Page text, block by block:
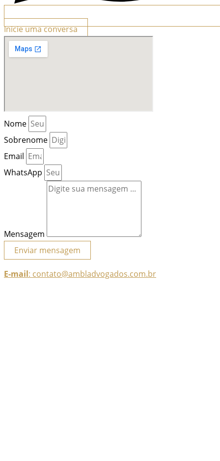
Inicie uma conversa
Nome
Sobrenome
Email
WhatsApp
Mensagem
Enviar mensagem
E-mail: contato@ambladvogados.com.br